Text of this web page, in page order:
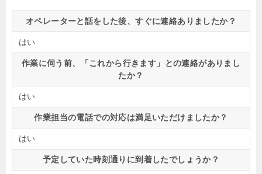
オペレーターと話をした後、すぐに連絡ありましたか？
はい
作業に伺う前、「これから行きます」との連絡がありまし
たか？
はい
作業担当の電話での対応は満足いただけましたか？
はい
予定していた時刻通りに到着したでしょうか？